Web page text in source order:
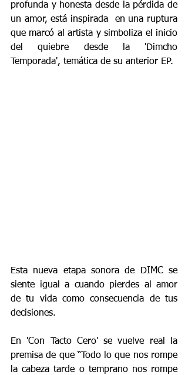
profunda y honesta desde la pérdida de
un amor, está inspirada  en una ruptura
que marcó al artista y simboliza el inicio
del quiebre desde la 'Dimcho
Temporada', temática de su anterior EP.
Esta nueva etapa sonora de DIMC se
siente igual a cuando pierdes al amor
de tu vida como consecuencia de tus
decisiones.
En 'Con Tacto Cero' se vuelve real la
premisa de que “Todo lo que nos rompe
la cabeza tarde o temprano nos rompe